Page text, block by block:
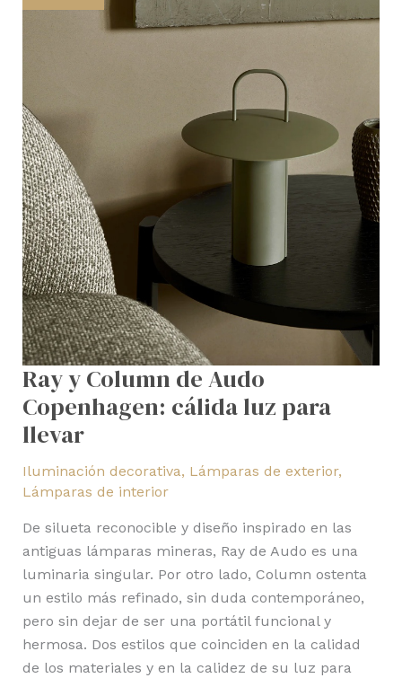
Ray y Column de Audo
Copenhagen: cálida luz para
llevar
Iluminación decorativa, Lámparas de exterior,
Lámparas de interior
De silueta reconocible y diseño inspirado en las
antiguas lámparas mineras, Ray de Audo es una
luminaria singular. Por otro lado, Column ostenta
un estilo más refinado, sin duda contemporáneo,
pero sin dejar de ser una portátil funcional y
hermosa. Dos estilos que coinciden en la calidad
de los materiales y en la calidez de su luz para
Audo
Copenhagen:
para
llevar